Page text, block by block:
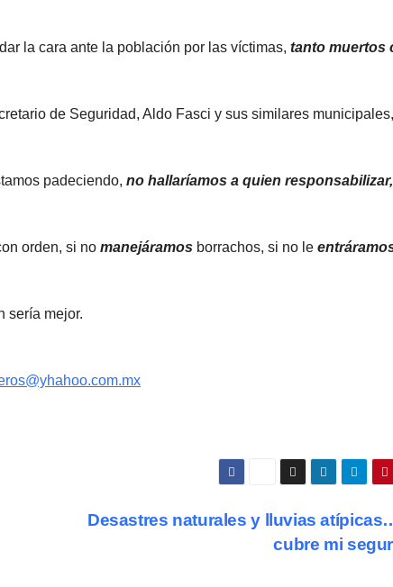
la cara ante la población por las víctimas, tanto muertos
de Seguridad, Aldo Fasci y sus similares municipales,
padeciendo, no hallaríamos a quien responsabilizar,
orden, si no manejáramos borrachos, si no le
sería mejor.
Desastres naturales y lluvias
cubre mi